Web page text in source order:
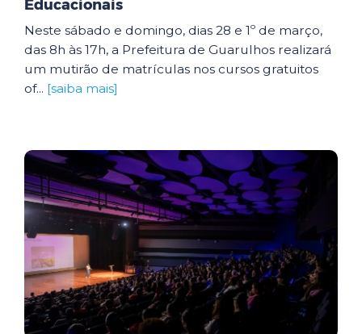
Educacionais
Neste sábado e domingo, dias 28 e 1º de março,
das 8h às 17h, a Prefeitura de Guarulhos realizará
um mutirão de matrículas nos cursos gratuitos
of... [saiba mais]